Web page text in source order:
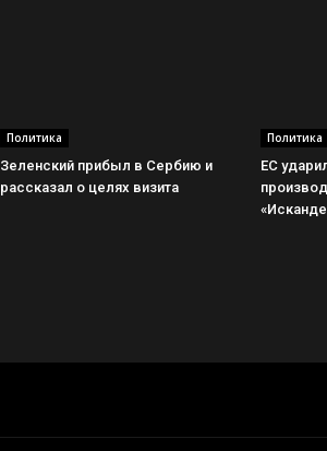
Политика
Зеленский прибыл в Сербию и
рассказал о целях визита
Политика
ЕС